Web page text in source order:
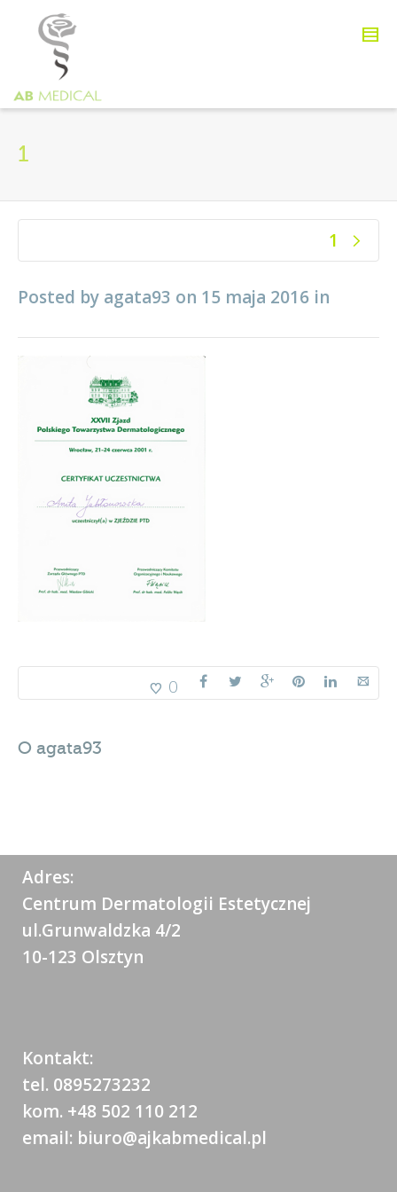
1
1
Posted by agata93 on 15 maja 2016 in
0
O agata93
Adres:
Centrum Dermatologii Estetycznej
ul.Grunwaldzka 4/2
10-123 Olsztyn
Kontakt:
tel. 0895273232
kom. +48 502 110 212
email: biuro@ajkabmedical.pl